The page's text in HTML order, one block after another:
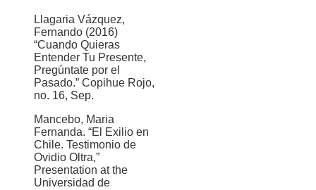
Llagaria Vázquez,
Fernando (2016)
“Cuando Quieras
Entender Tu Presente,
Pregúntate por el
Pasado.” Copihue Rojo,
no. 16, Sep.
Mancebo, Maria
Fernanda. “El Exilio en
Chile. Testimonio de
Ovidio Oltra,”
Presentation at the
Universidad de